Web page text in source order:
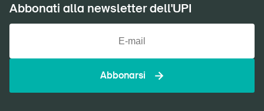
Abbonati alla newsletter dell'UPI
Abbonarsi